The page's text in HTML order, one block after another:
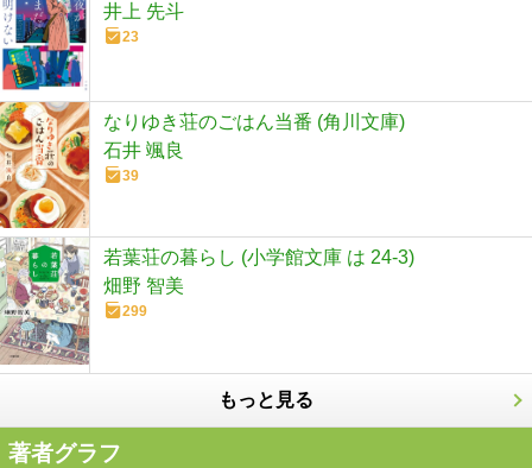
井上 先斗
23
なりゆき荘のごはん当番 (角川文庫)
石井 颯良
39
若葉荘の暮らし (小学館文庫 は 24-3)
畑野 智美
299
もっと見る
著者グラフ